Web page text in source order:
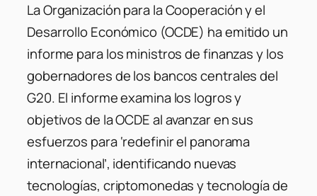
La Organización para la Cooperación y el
Desarrollo Económico (OCDE) ha emitido un
informe para los ministros de finanzas y los
gobernadores de los bancos centrales del
G20. El informe examina los logros y
objetivos de la OCDE al avanzar en sus
esfuerzos para ‘redefinir el panorama
internacional’, identificando nuevas
tecnologías, criptomonedas y tecnología de